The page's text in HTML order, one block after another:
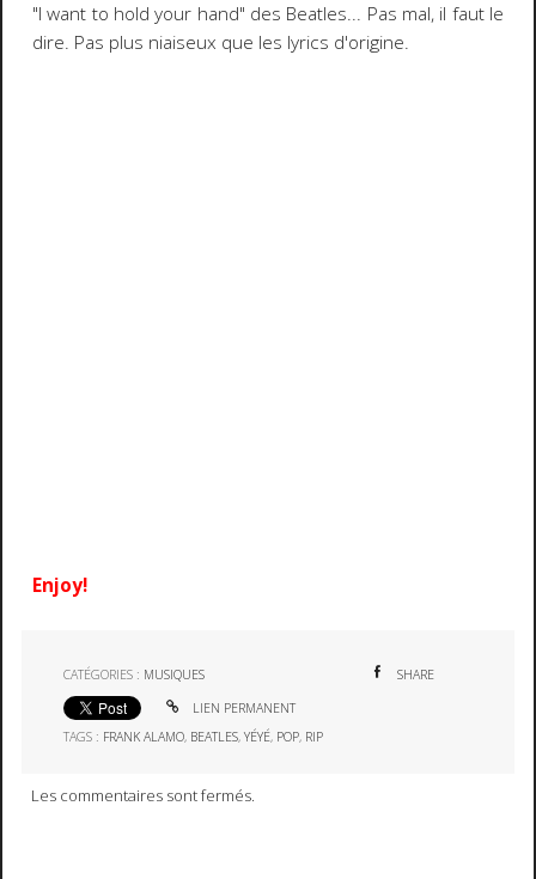
"I want to hold your hand" des Beatles... Pas mal, il faut le
dire. Pas plus niaiseux que les lyrics d'origine.
Enjoy!
CATÉGORIES : MUSIQUES SHARE
LIEN PERMANENT
TAGS : FRANK ALAMO, BEATLES,YÉYÉ, POP, RIP
Les commentaires sont fermés.